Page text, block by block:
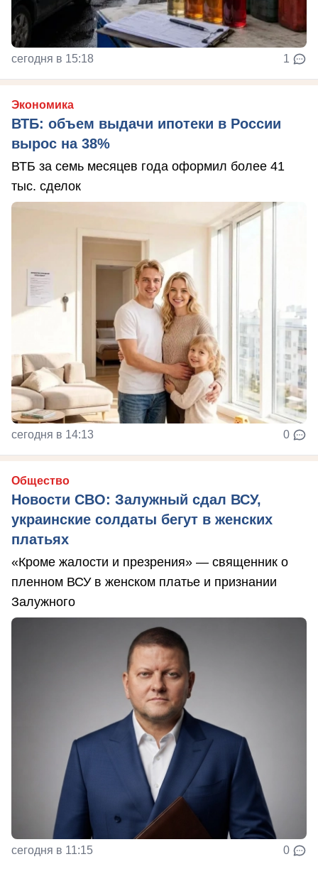
сегодня в 15:18 1
Экономика
ВТБ: объем выдачи ипотеки в России
вырос на 38%
ВТБ за семь месяцев года оформил более 41
тыс. сделок
сегодня в 14:13 0
Общество
Новости СВО: Залужный сдал ВСУ,
украинские солдаты бегут в женских
платьях
«Кроме жалости и презрения» — священник о
пленном ВСУ в женском платье и признании
Залужного
сегодня в 11:15 0